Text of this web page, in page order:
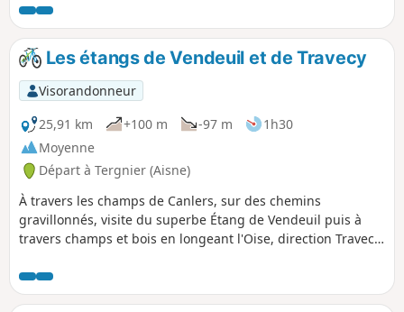
Déco présent dans les villages. Possibilité de visite d'un
musée, la Maison de Marie-Jeanne, à découvrir absolument,
véritable cerise sur le gâteau de ce parcours.
Les étangs de Vendeuil et de Travecy
Visorandonneur
25,91 km
+100 m -97 m
1h30
Moyenne
Départ à Tergnier (Aisne)
À travers les champs de Canlers, sur des chemins
gravillonnés, visite du superbe Étang de Vendeuil puis à
travers champs et bois en longeant l'Oise, direction Travecy
champs de Canlers en utilisant un autre parcours qu'à
l'aller.